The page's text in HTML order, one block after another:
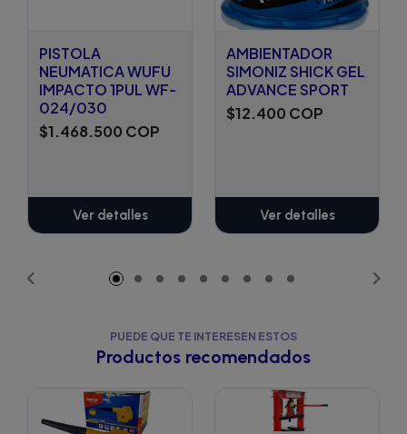
PISTOLA
NEUMATICA WUFU
IMPACTO 1PUL WF-
024/030
$1.468.500 COP
Ver detalles
AMBIENTADOR
SIMONIZ SHICK GEL
ADVANCE SPORT
$12.400 COP
Ver detalles
PUEDE QUE TE INTERESEN ESTOS
Productos recomendados